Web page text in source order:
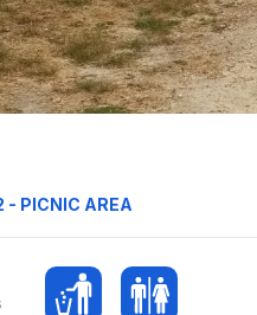
- PICNIC AREA